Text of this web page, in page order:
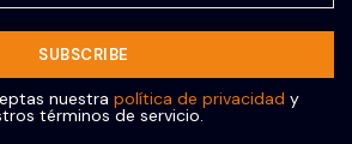
nuestra política de privacidad y
términos de servicio.